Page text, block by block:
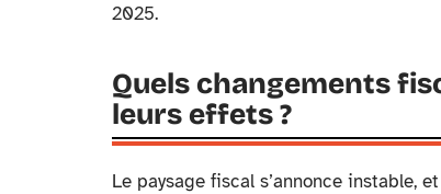
2025.
Quels changements
leurs effets ?
Le paysage fiscal s’annonce instable,